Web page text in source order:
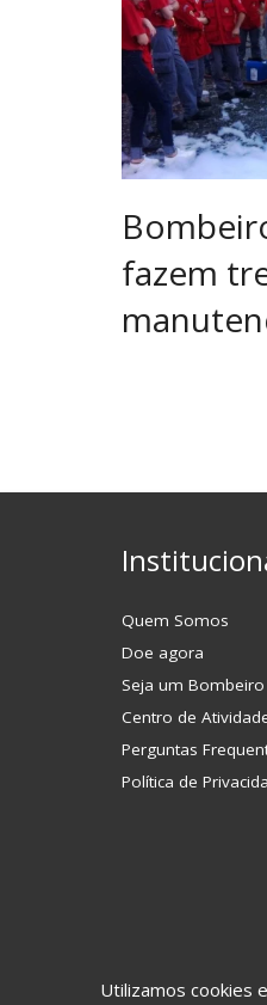
fazem
Quem Somos
Doe agora
Seja um
Centro de
Perguntas
Política de
Utilizamos cookies